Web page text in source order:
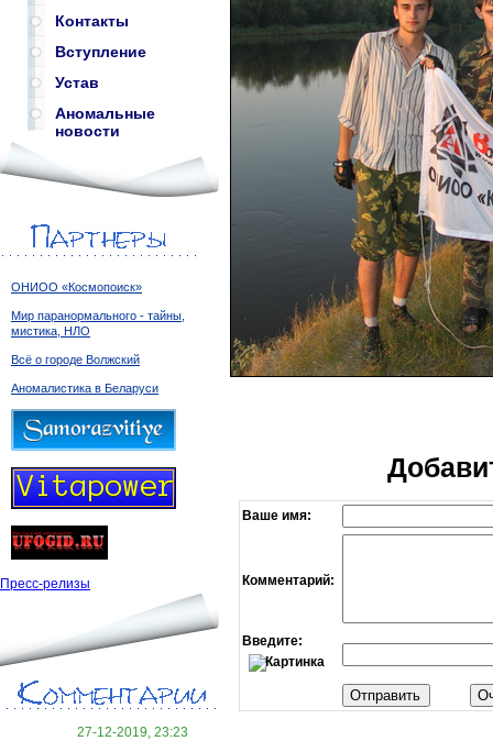
Контакты
Вступление
Устав
Аномальные
новости
ОНИОО «Космопоиск»
Мир паранормального - тайны,
мистика, НЛО
Всё о городе Волжский
Аномалистика в Беларуси
Пресс-релизы
27-12-2019, 23:23
Ваше имя:
Комментарий:
Введите: